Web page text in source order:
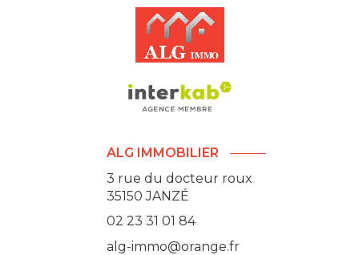
ALG IMMOBILIER
3 rue du docteur roux
35150JANZÉ
02 23 31 01 84
alg-immo@orange.fr